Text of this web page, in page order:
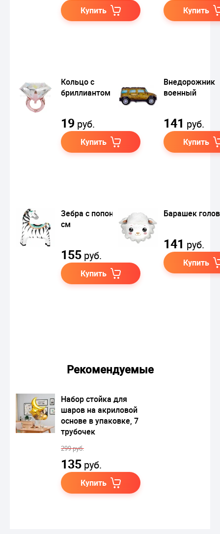
Купить Купить
Кольцо с
бриллиантом мини
19 руб.
Купить
Внедорожник
военный
141 руб.
Купить
Зебра с попоной, 89
см
155 руб.
Купить
Барашек
141 руб.
Купить
Рекомендуемые
Набор стойка для
шаров на акриловой
основе в упаковке, 7
трубочек
299 руб.
135 руб.
Купить